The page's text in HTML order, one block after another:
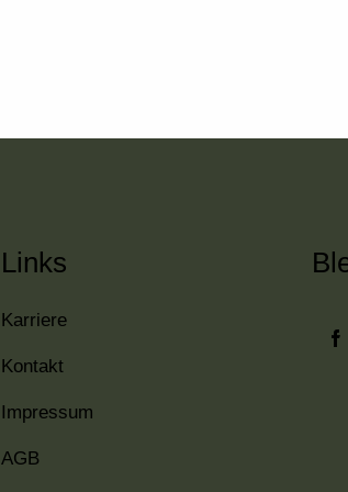
Links
Karriere
Kontakt
Impressum
AGB